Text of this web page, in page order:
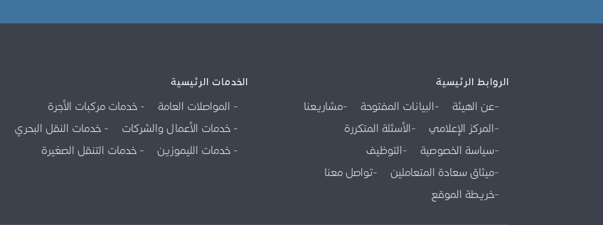
الروابط الرئيسية
عن الهيئة البيانات المفتوحة
مشاريعنا
المركز الإعلامي
الأسئلة المتكررة
سياسة الخصوصية
التوظيف
ميثاق سعادة المتعاملين
تواصل معنا
خريطة الموقع
الخدمات الرئيسية
المواصلات العامة
خدمات مركبات الأجرة
خدمات الأعمال والشركات
خدمات النقل البحري
خدمات الليموزين
خدمات التنقل الصغيرة